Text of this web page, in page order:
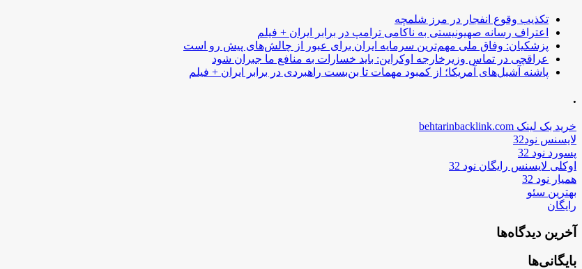
تکذیب وقوع انفجار در مرز شلمچه
اعتراف رسانه صهیونیستی به ناکامی ترامپ در برابر ایران + فیلم
پزشکیان: وفاق ملی مهم‌ترین سرمایه ایران برای عبور از چالش‌های پیش رو است
عراقچی در تماس وزیرخارجه اوکراین: باید خسارات به منافع ما جبران شود
پاشنه آشیل‌های آمریکا؛ از کمبود مهمات تا بن‌بست راهبردی در برابر ایران + فیلم
.
خرید بک لینک behtarinbacklink.com
لایسنس نود32
پسورد نود 32
اوکلی لایسنس رایگان نود 32
همیار نود 32
بهترین سئو
رایگان
آخرین دیدگاه‌ها
بایگانی‌ها